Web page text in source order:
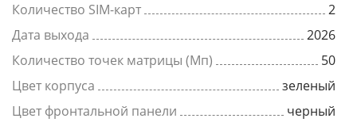
Количество SIM-карт
2
Дата выхода
2026
Количество точек матрицы (Мп)
50
Цвет корпуса
зеленый
Цвет фронтальной панели
черный